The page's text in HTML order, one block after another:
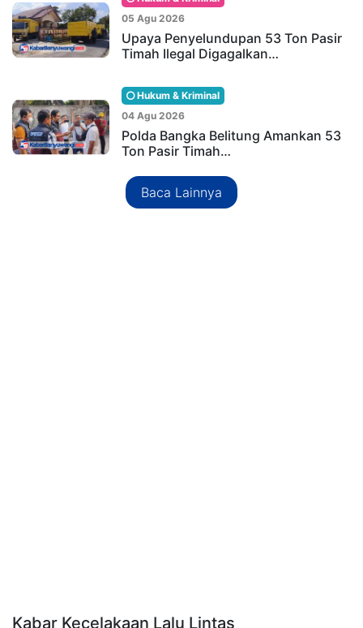
05 Agu 2026
Upaya Penyelundupan 53 Ton Pasir
Timah Ilegal Digagalkan…
Hukum & Kriminal
04 Agu 2026
Polda Bangka Belitung Amankan 53
Ton Pasir Timah…
Baca Lainnya
Kabar Kecelakaan Lalu Lintas